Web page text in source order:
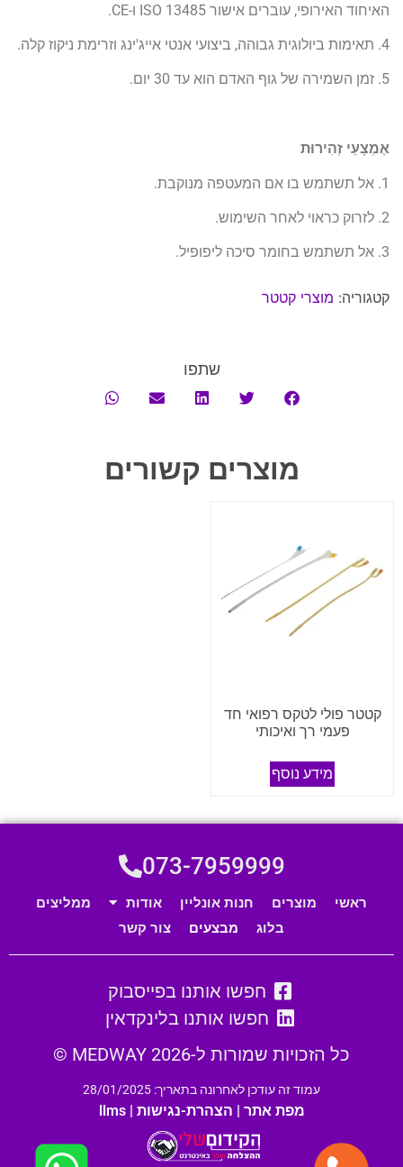
האיחוד האירופי, עוברים אישור ISO 13485 ו-CE.
4. תאימות ביולוגית גבוהה, ביצועי אנטי אייג'ינג וזרימת ניקוז קלה.
5. זמן השמירה של גוף האדם הוא עד 30 יום.
אֶמְצָעֵי זְהִירוּת
1. אל תשתמש בו אם המעטפה מנוקבת.
2. לזרוק כראוי לאחר השימוש.
3. אל תשתמש בחומר סיכה ליפופיל.
קטגוריה: מוצרי קטטר
שתפו
מוצרים קשורים
קטטר פולי לטקס רפואי חד
פעמי רך ואיכותי
מידע נוסף
073-7959999
ראשי מוצרים חנות אונליין אודות
ממליצים
בלוג
מבצעים צור קשר
חפשו אותנו בפייסבוק
חפשו אותנו בלינקדאין
כל הזכויות שמורות ל-MEDWAY 2026 ©
עמוד זה עודכן לאחרונה בתאריך: 28/01/2025
מפת אתר הצהרת-נגישות |
llms